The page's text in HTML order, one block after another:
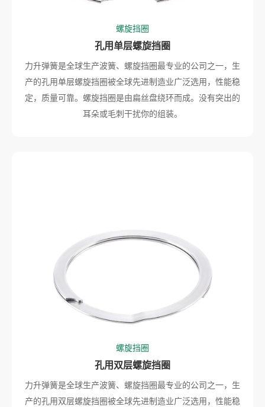
螺旋挡圈
孔用单层螺旋挡圈
力升弹簧是全球生产波簧、螺旋挡圈最专业的公司之一，生
产的孔用单层螺旋挡圈被全球先进制造业广泛选用，性能稳
定，质量可靠。螺旋挡圈是由扁丝盘绕环而成。没有突出的
耳朵或毛刺干扰你的组装。
螺旋挡圈
孔用双层螺旋挡圈
力升弹簧是全球生产波簧、螺旋挡圈最专业的公司之一，生
产的孔用双层螺旋挡圈被全球先进制造业广泛选用，性能稳